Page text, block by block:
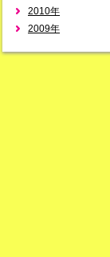
2010年
2009年